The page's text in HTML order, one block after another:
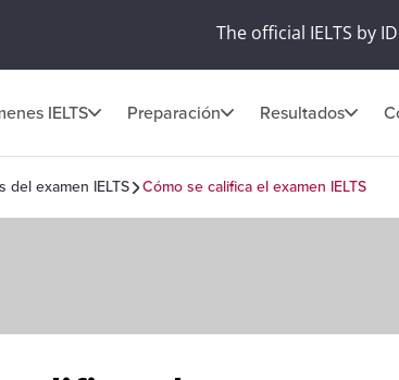
The official IELTS by
IELTS Preparación Resultados
del examen IELTS Cómo se califica el examen IELTS